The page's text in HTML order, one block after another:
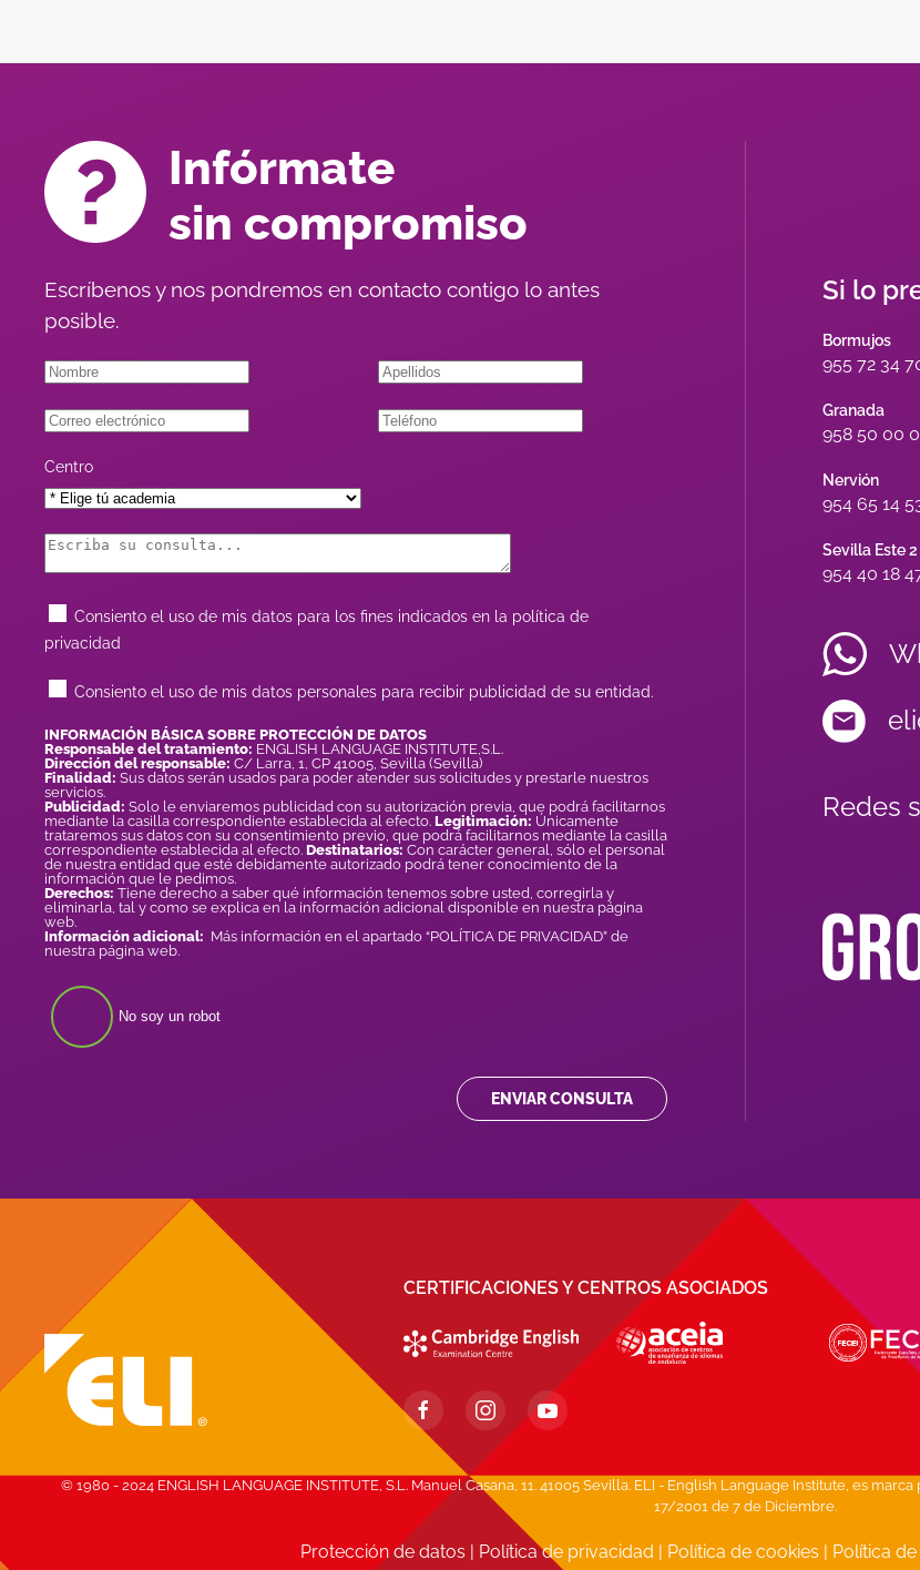
Infórmate
sin compromiso
Escríbenos y nos pondremos en contacto contigo lo antes
posible.
Centro
Consiento el uso de mis datos para los fines indicados en la política de
privacidad
Consiento el uso de mis datos personales para recibir publicidad de su entidad.
INFORMACIÓN BÁSICA SOBRE PROTECCIÓN DE DATOS
Responsable del tratamiento: ENGLISH LANGUAGE INSTITUTE,S.L.
Dirección del responsable: C/ Larra, 1, CP 41005, Sevilla (Sevilla)
Finalidad: Sus datos serán usados para poder atender sus solicitudes y prestarle nuestros
servicios.
Publicidad: Solo le enviaremos publicidad con su autorización previa, que podrá facilitarnos
mediante la casilla correspondiente establecida al efecto. Legitimación: Únicamente
trataremos sus datos con su consentimiento previo, que podrá facilitarnos mediante la casilla
correspondiente establecida al efecto. Destinatarios: Con carácter general, sólo el personal
de nuestra entidad que esté debidamente autorizado podrá tener conocimiento de la
información que le pedimos.
Derechos: Tiene derecho a saber qué información tenemos sobre usted, corregirla y
eliminarla, tal y como se explica en la información adicional disponible en nuestra página
web.
Información adicional: Más información en el apartado “POLÍTICA DE PRIVACIDAD” de
nuestra página web.
No soy un robot
ENVIAR CONSULTA
Si lo
Bormujos
955 72 34
Granada
958 50 00
Nervión
954 65 14
Sevilla Este 2
954 40 18
Redes
CERTIFICACIONES Y CENTROS ASOCIADOS
© 1980 - 2024 ENGLISH LANGUAGE INSTITUTE, S.L. Manuel Casana, 11. 41005 Sevilla. ELI - English Language Institute, es
17/2001 de 7 de Diciembre.
Protección de datos Política de privacidad Política de cookies Política